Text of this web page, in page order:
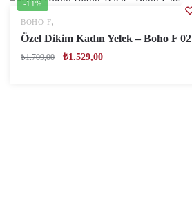
-11%
BOHO F,
Özel Dikim Kadın Yelek – Boho F 02
₺1.709,00 ₺1.529,00